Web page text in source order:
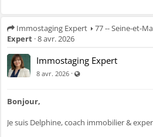
✔️ Analyse du bien et de son
✔️ Accompagnement à la rédaction et à la
✔️ Préparation des visites et gestion des
✔️ Constitution d’un dossier complet
🔹 Mon rôle
Immostaging Expert 77 -- Seine-et-
Expert ·8 avr. 2026
Immostaging Expert
8 avr. 2026 ·
Bonjour,
Je suis Delphine, coach immobilier &